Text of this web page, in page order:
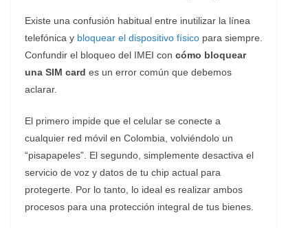
​Existe una confusión habitual entre inutilizar la línea
telefónica y bloquear el dispositivo físico para siempre.
Confundir el bloqueo del IMEI con cómo bloquear
una SIM card es un error común que debemos
aclarar.
El primero impide que el celular se conecte a
cualquier red móvil en Colombia, volviéndolo un
“pisapapeles”. El segundo, simplemente desactiva el
servicio de voz y datos de tu chip actual para
protegerte. Por lo tanto, lo ideal es realizar ambos
procesos para una protección integral de tus bienes.